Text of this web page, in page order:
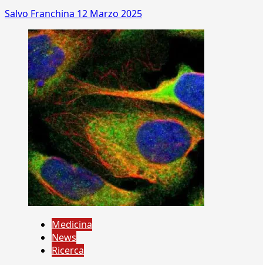
Salvo Franchina 12 Marzo 2025
Medicina
News
Ricerca